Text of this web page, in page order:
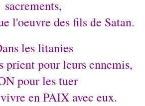
sacrements,
l'oeuvre des fils de Satan.
les litanies
prient pour leurs ennemis,
pour les tuer
en PAIX avec eux.